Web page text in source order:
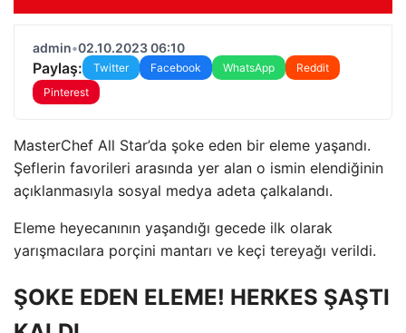
admin•02.10.2023 06:10
Paylaş: Twitter Facebook WhatsApp
Reddit
Pinterest
MasterChef All Star’da şoke eden bir eleme yaşandı.
Şeflerin favorileri arasında yer alan o ismin elendiğinin
açıklanmasıyla sosyal medya adeta çalkalandı.
Eleme heyecanının yaşandığı gecede ilk olarak
yarışmacılara porçini mantarı ve keçi tereyağı verildi.
ŞOKE EDEN ELEME! HERKES ŞAŞTI